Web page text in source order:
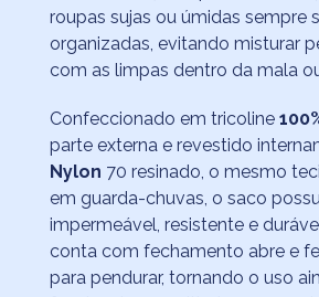
roupas sujas ou úmidas sempre
organizadas, evitando misturar
com as limpas dentro da mala
Confeccionado em tricoline
parte externa e revestido
Nylon 70 resinado, o mesmo
em guarda-chuvas, o saco
impermeável, resistente e
conta com fechamento abre e
para pendurar, tornando o uso